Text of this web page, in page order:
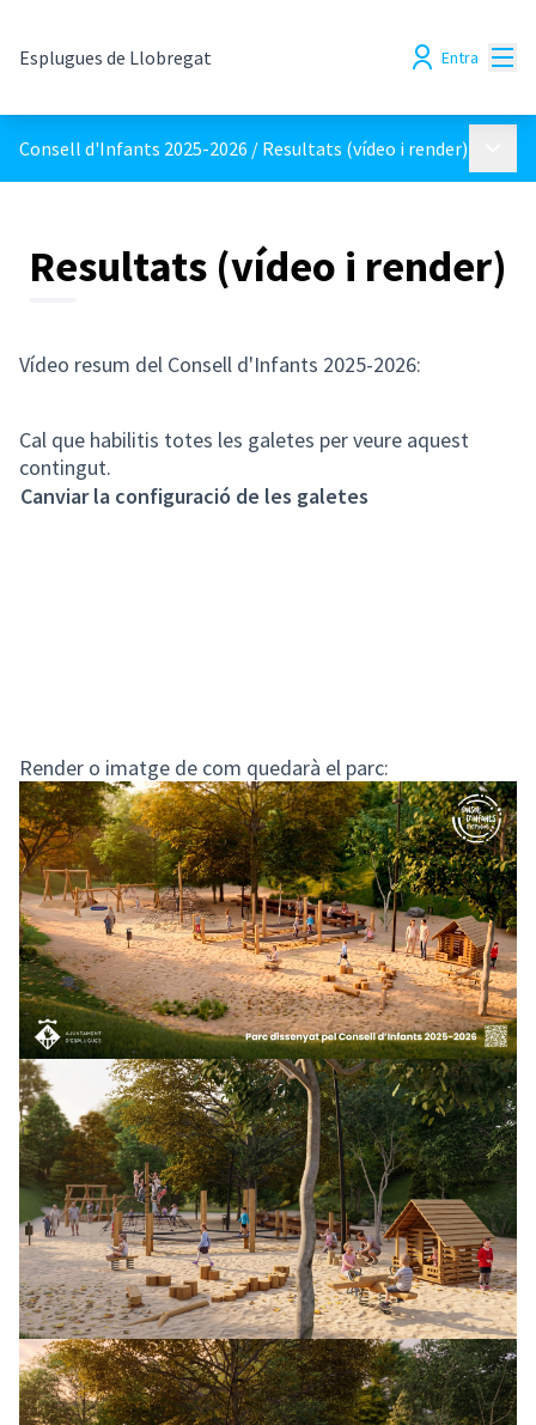
Esplugues de Llobregat Entra
Consell d'Infants 2025-2026 / Resultats (vídeo i render)
Resultats (vídeo i render)
Vídeo resum del Consell d'Infants 2025-2026:
Cal que habilitis totes les galetes per veure aquest
contingut.
Canviar la configuració de les galetes
Render o imatge de com quedarà el parc: